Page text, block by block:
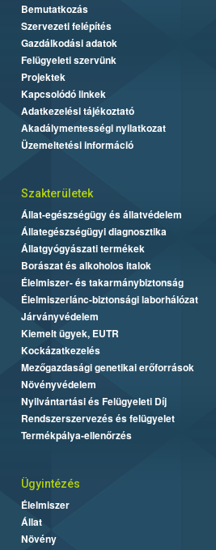
Bemutatkozás
Szervezeti felépítés
Gazdálkodási adatok
Felügyeleti szervünk
Projektek
Kapcsolódó linkek
Adatkezelési tájékoztató
Akadálymentességi nyilatkozat
Üzemeltetési információ
Szakterületek
Állat-egészségügy és állatvédelem
Állategészségügyi diagnosztika
Állatgyógyászati termékek
Borászat és alkoholos italok
Élelmiszer- és takarmánybiztonság
Élelmiszerlánc-biztonsági laborhálózat
Járványvédelem
Kiemelt ügyek, EUTR
Kockázatkezelés
Mezőgazdasági genetikai erőforrások
Növényvédelem
Nyilvántartási és Felügyeleti Díj
Rendszerszervezés és felügyelet
Termékpálya-ellenőrzés
Ügyintézés
Élelmiszer
Állat
Növény